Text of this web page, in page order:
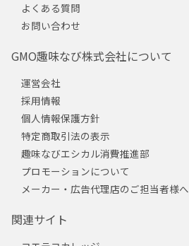
よくある質問
お問い合わせ
GMO趣味なび株式会社について
運営会社
採用情報
個人情報保護方針
特定商取引法の表示
趣味なびエシカル消費推進部
プロモーションについて
メーカー・広告代理店のご担当者様へ
関連サイト